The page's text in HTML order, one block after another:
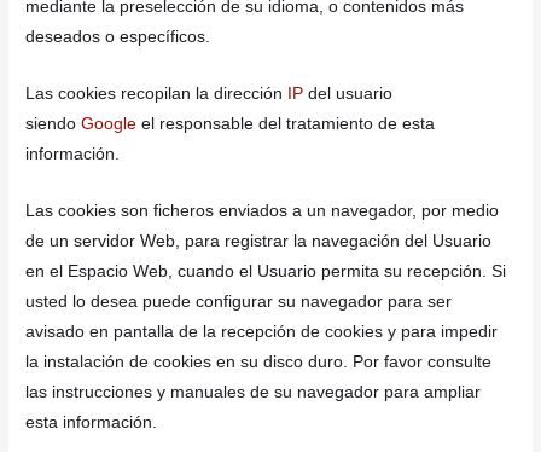
mediante la preselección de su idioma, o contenidos más
deseados o específicos.
Las cookies recopilan la dirección IP del usuario
siendoGoogle el responsable del tratamiento de esta
información.
Las cookies son ficheros enviados a un navegador, por medio
de un servidor Web, para registrar la navegación del Usuario
en el Espacio Web, cuando el Usuario permita su recepción. Si
usted lo desea puede configurar su navegador para ser
avisado en pantalla de la recepción de cookies y para impedir
la instalación de cookies en su disco duro. Por favor consulte
las instrucciones y manuales de su navegador para ampliar
esta información.